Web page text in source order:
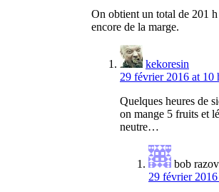
On obtient un total de 201 h
encore de la marge.
kekoresin
29 février 2016 at 10
Quelques heures de
on mange 5 fruits et
neutre…
bob
29 février